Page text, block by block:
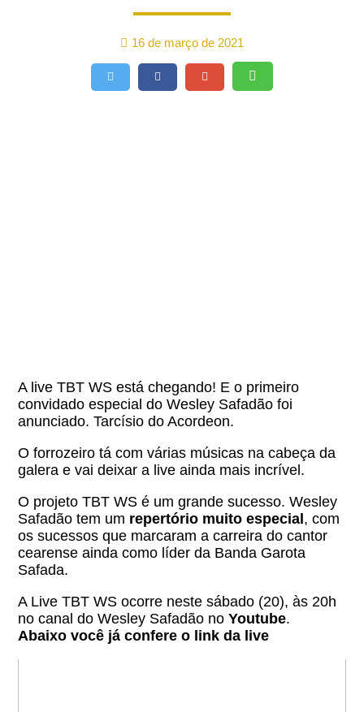
16 de março de 2021
A live TBT WS está chegando! E o primeiro
convidado especial do Wesley Safadão foi
anunciado. Tarcísio do Acordeon.
O forrozeiro tá com várias músicas na cabeça da
galera e vai deixar a live ainda mais incrível.
O projeto TBT WS é um grande sucesso. Wesley
Safadão tem um repertório muito especial, com
os sucessos que marcaram a carreira do cantor
cearense ainda como líder da Banda Garota
Safada.
A Live TBT WS ocorre neste sábado (20), às 20h
no canal do Wesley Safadão noYoutube.
Abaixo você já confere o link da live